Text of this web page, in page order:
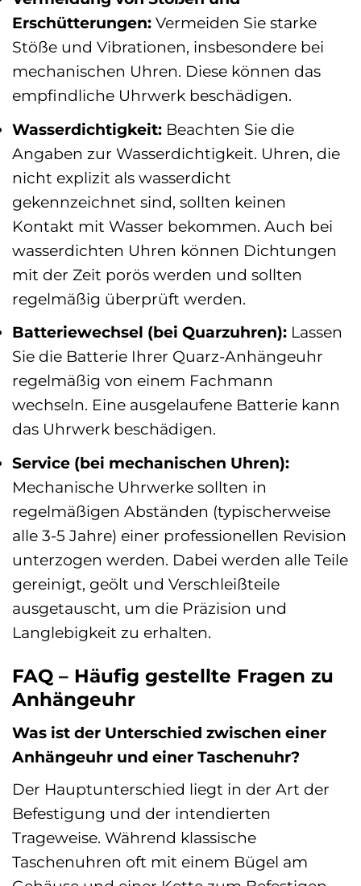
Erschütterungen: Vermeiden Sie starke
Stöße und Vibrationen, insbesondere bei
mechanischen Uhren. Diese können das
empfindliche Uhrwerk beschädigen.
Wasserdichtigkeit: Beachten Sie die
Angaben zur Wasserdichtigkeit. Uhren, die
nicht explizit als wasserdicht
gekennzeichnet sind, sollten keinen
Kontakt mit Wasser bekommen. Auch bei
wasserdichten Uhren können Dichtungen
mit der Zeit porös werden und sollten
regelmäßig überprüft werden.
Batteriewechsel (bei Quarzuhren): Lassen
Sie die Batterie Ihrer Quarz-Anhängeuhr
regelmäßig von einem Fachmann
wechseln. Eine ausgelaufene Batterie kann
das Uhrwerk beschädigen.
Service (bei mechanischen Uhren):
Mechanische Uhrwerke sollten in
regelmäßigen Abständen (typischerweise
alle 3-5 Jahre) einer professionellen Revision
unterzogen werden. Dabei werden alle Teile
gereinigt, geölt und Verschleißteile
ausgetauscht, um die Präzision und
Langlebigkeit zu erhalten.
FAQ – Häufig gestellte Fragen zu
Anhängeuhr
Was ist der Unterschied zwischen einer
Anhängeuhr und einer Taschenuhr?
Der Hauptunterschied liegt in der Art der
Befestigung und der intendierten
Trageweise. Während klassische
Taschenuhren oft mit einem Bügel am